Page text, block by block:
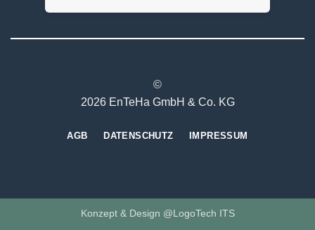
©
2026 EnTeHa GmbH & Co. KG
AGB DATENSCHUTZ IMPRESSUM
Konzept & Design @LogoTech ITS